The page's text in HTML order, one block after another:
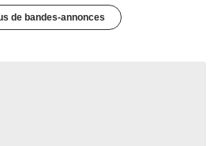
de bandes-annonces